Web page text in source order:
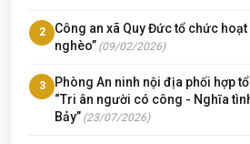
2
Công an xã Quy Đức tổ chức
nghèo” (09/02/2026)
3
Phòng An ninh nội địa phối hợp
“Tri ân người có công - Nghĩa
Bảy” (23/07/2026)